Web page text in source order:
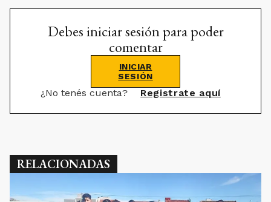
Debes iniciar sesión para poder
comentar
INICIAR
SESIÓN
¿No tenés cuenta? Registrate aquí
RELACIONADAS